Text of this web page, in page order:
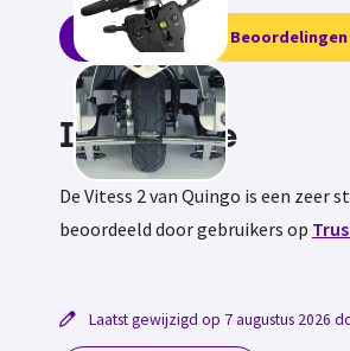
Informatie Beoordelingen
Informatie
De Vitess 2 van Quingo is een
beoordeeld door gebruikers op
Laatst gewijzigd op 7 augustus 2026